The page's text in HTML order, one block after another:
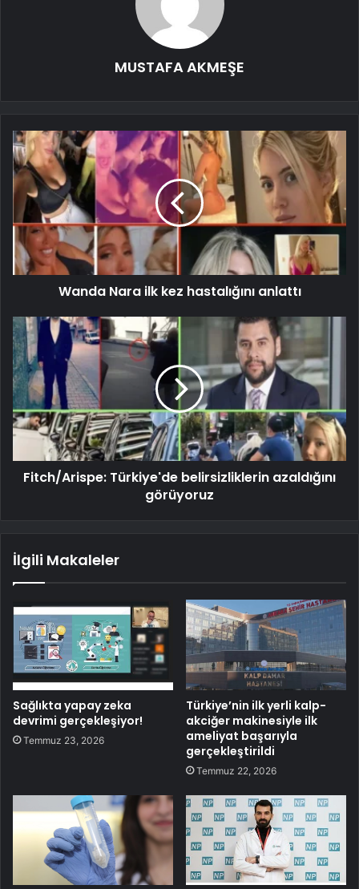
MUSTAFA AKMEŞE
Wanda Nara ilk kez hastalığını anlattı
Fitch/Arispe: Türkiye'de belirsizliklerin azaldığını
görüyoruz
İlgili Makaleler
Sağlıkta yapay zeka
devrimi gerçekleşiyor!
Temmuz 23, 2026
Türkiye’nin ilk yerli kalp-
akciğer makinesiyle ilk
ameliyat başarıyla
gerçekleştirildi
Temmuz 22, 2026